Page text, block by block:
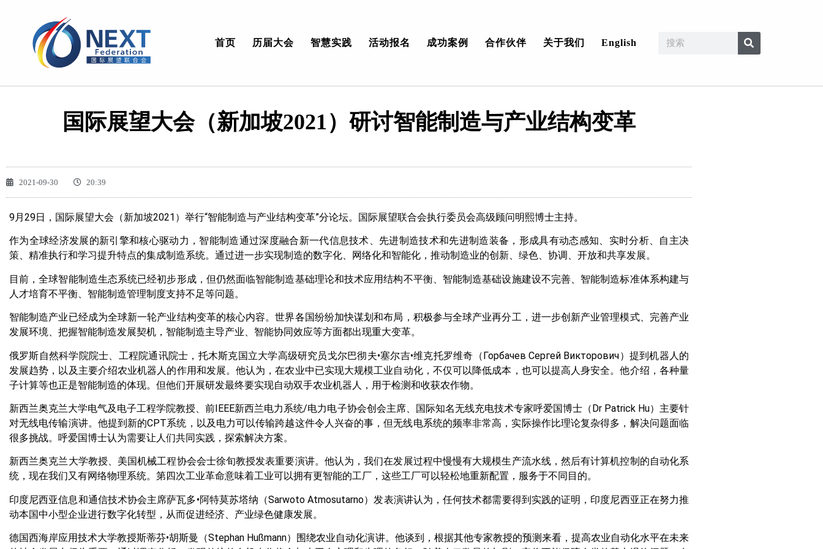
首页 历届大会 智慧实践 活动报名 成功案例 合作伙伴 关于我们 English
国际展望大会（新加坡2021）研讨智能制造与产业结构变革
2021-09-30 20:39
9月29日，国际展望大会（新加坡2021）举行“智能制造与产业结构变革”分论坛。国际展望联合会执行委员会高级顾问明熙博士主持。
作为全球经济发展的新引擎和核心驱动力，智能制造通过深度融合新一代信息技术、先进制造技术和先进制造装备，形成具有动态感知、实时分析、自主决
策、精准执行和学习提升特点的集成制造系统。通过进一步实现制造的数字化、网络化和智能化，推动制造业的创新、绿色、协调、开放和共享发展。
目前，全球智能制造生态系统已经初步形成，但仍然面临智能制造基础理论和技术应用结构不平衡、智能制造基础设施建设不完善、智能制造标准体系构建与
人才培育不平衡、智能制造管理制度支持不足等问题。
智能制造产业已经成为全球新一轮产业结构变革的核心内容。世界各国纷纷加快谋划和布局，积极参与全球产业再分工，进一步创新产业管理模式、完善产业
发展环境、把握智能制造发展契机，智能制造主导产业、智能协同效应等方面都出现重大变革。
俄罗斯自然科学院院士、工程院通讯院士，托木斯克国立大学高级研究员戈尔巴彻夫•塞尔吉•维克托罗维奇（Горбачев Сергей Викторович）提到机器人的
发展趋势，以及主要介绍农业机器人的作用和发展。他认为，在农业中已实现大规模工业自动化，不仅可以降低成本，也可以提高人身安全。他介绍，各种量
子计算等也正是智能制造的体现。但他们开展研发最终要实现自动双手农业机器人，用于检测和收获农作物。
新西兰奥克兰大学电气及电子工程学院教授、前IEEE新西兰电力系统/电力电子协会创会主席、国际知名无线充电技术专家呼爱国博士（Dr Patrick Hu）主要针
对无线电传输演讲。他提到新的CPT系统，以及电力可以传输跨越这件令人兴奋的事，但无线电系统的频率非常高，实际操作比理论复杂得多，解决问题面临
很多挑战。呼爱国博士认为需要让人们共同实践，探索解决方案。
新西兰奥克兰大学教授、美国机械工程协会会士徐旬教授发表重要演讲。他认为，我们在发展过程中慢慢有大规模生产流水线，然后有计算机控制的自动化系
统，现在我们又有网络物理系统。第四次工业革命意味着工业可以拥有更智能的工厂，这些工厂可以轻松地重新配置，服务于不同目的。
印度尼西亚信息和通信技术协会主席萨瓦多•阿特莫苏塔纳（Sarwoto Atmosutarno）发表演讲认为，任何技术都需要得到实践的证明，印度尼西亚正在努力推
动本国中小型企业进行数字化转型，从而促进经济、产业绿色健康发展。
德国西海岸应用技术大学教授斯蒂芬•胡斯曼（Stephan Hußmann）围绕农业自动化演讲。他谈到，根据其他专家教授的预测来看，提高农业自动化水平在未来